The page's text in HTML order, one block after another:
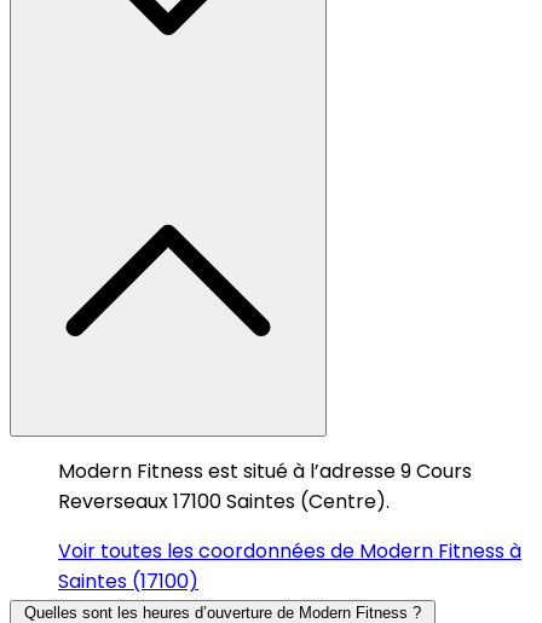
Modern Fitness est situé à l’adresse 9 Cours
Reverseaux 17100 Saintes (Centre).
Voir toutes les coordonnées de Modern Fitness à
Saintes (17100)
Quelles sont les heures d’ouverture de Modern Fitness ?